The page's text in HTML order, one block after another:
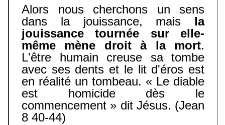
Alors nous cherchons un sens
dans la jouissance, mais la
jouissance tournée sur elle-
même mène droit à la mort.
L'être humain creuse sa tombe
avec ses dents et le lit d'éros est
en réalité un tombeau. « Le diable
est homicide dès le
commencement » dit Jésus. (Jean
8 40-44)